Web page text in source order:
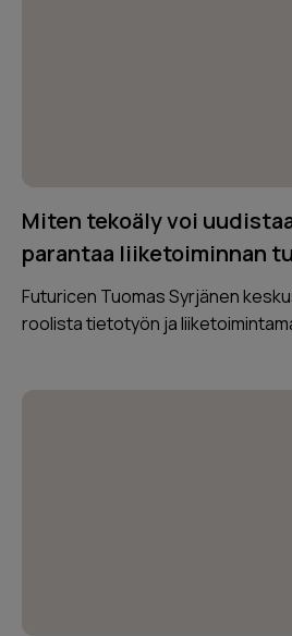
Miten tekoäly voi
parantaa liiketoiminnan
Futuricen Tuomas Syrjänen
roolista tietotyön ja